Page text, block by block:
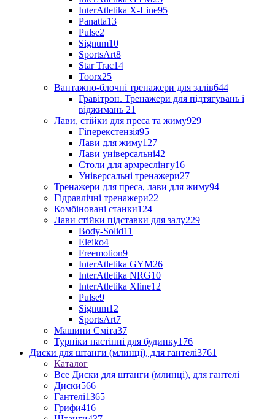
InterAtletika X-Line95
Panatta13
Pulse2
Signum10
SportsArt8
Star Trac14
Toorx25
Вантажно-блочні тренажери для залів644
Гравітрон. Тренажери для підтягувань і
віджимань 21
Лави, стійки для преса та жиму929
Гіперекстензія95
Лави для жиму127
Лави універсальні42
Столи для армреслінгу16
Універсальні тренажери27
Тренажери для преса, лави для жиму94
Гідравлічні тренажери22
Комбіновані станки124
Лави стійки підставки для залу229
Body-Solid11
Eleiko4
Freemotion9
InterAtletika GYM26
InterAtletika NRG10
InterAtletika Xline12
Pulse9
Signum12
SportsArt7
Машини Сміта37
Турніки настінні для будинку176
Диски для штанги (млинці), для гантелі3761
Каталог
Все Диски для штанги (млинці), для гантелі
Диски566
Гантелі1365
Грифи416